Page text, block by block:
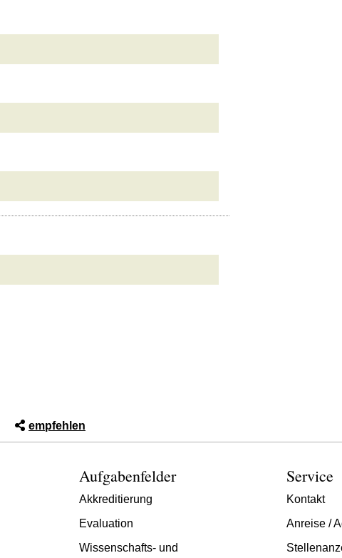
empfehlen
Aufgabenfelder
Akkreditierung
Evaluation
Wissenschafts- und
Service
Kontakt
Anreise /